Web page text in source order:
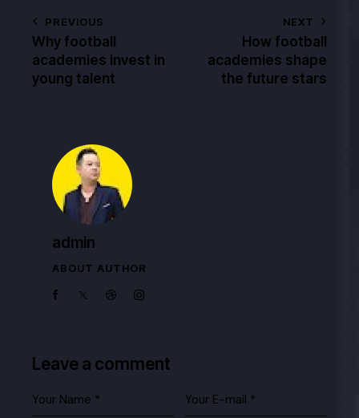
PREVIOUS
Why football
academies invest in
young talent
NEXT
How football
academies shape
the future stars
admin
ABOUT AUTHOR
Leave a comment